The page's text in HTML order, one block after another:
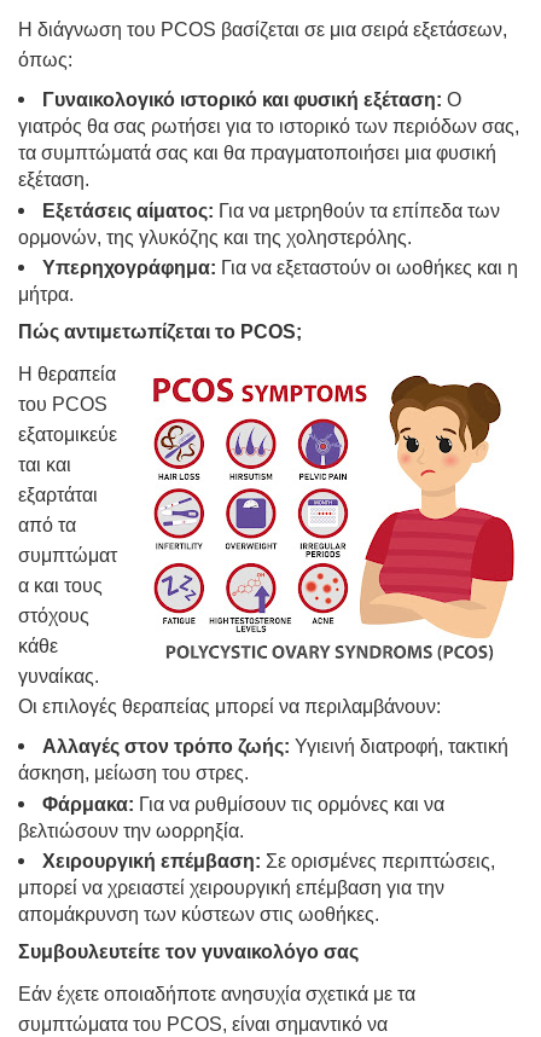
Η διάγνωση του PCOS βασίζεται σε μια σειρά εξετάσεων,
όπως:
Γυναικολογικό ιστορικό και φυσική εξέταση: Ο
γιατρός θα σας ρωτήσει για το ιστορικό των περιόδων σας,
τα συμπτώματά σας και θα πραγματοποιήσει μια φυσική
εξέταση.
Εξετάσεις αίματος: Για να μετρηθούν τα επίπεδα των
ορμονών, της γλυκόζης και της χοληστερόλης.
Υπερηχογράφημα: Για να εξεταστούν οι ωοθήκες και η
μήτρα.
Πώς αντιμετωπίζεται το PCOS;
Η θεραπεία
του PCOS
εξατομικεύε
ται και
εξαρτάται
από τα
συμπτώματ
α και τους
στόχους
κάθε
γυναίκας.
Οι επιλογές θεραπείας μπορεί να περιλαμβάνουν:
Αλλαγές στον τρόπο ζωής: Υγιεινή διατροφή, τακτική
άσκηση, μείωση του στρες.
Φάρμακα: Για να ρυθμίσουν τις ορμόνες και να
βελτιώσουν την ωορρηξία.
Χειρουργική επέμβαση: Σε ορισμένες περιπτώσεις,
μπορεί να χρειαστεί χειρουργική επέμβαση για την
απομάκρυνση των κύστεων στις ωοθήκες.
Συμβουλευτείτε τον γυναικολόγο σας
Εάν έχετε οποιαδήποτε ανησυχία σχετικά με τα
συμπτώματα του PCOS, είναι σημαντικό να